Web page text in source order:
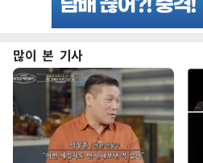
많이 본 기사